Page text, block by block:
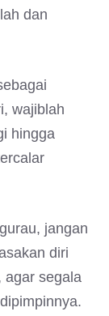
dan
wajiblah
hingga
jangan
diri
agar segala